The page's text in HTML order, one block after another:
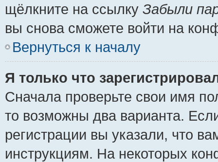
щёлкните на ссылку Забыли
вы снова сможете войти на
Вернуться к началу
Я только что
Сначала проверьте свои имя
то возможны два варианта.
регистрации вы указали, что
инструкциям. На некоторых